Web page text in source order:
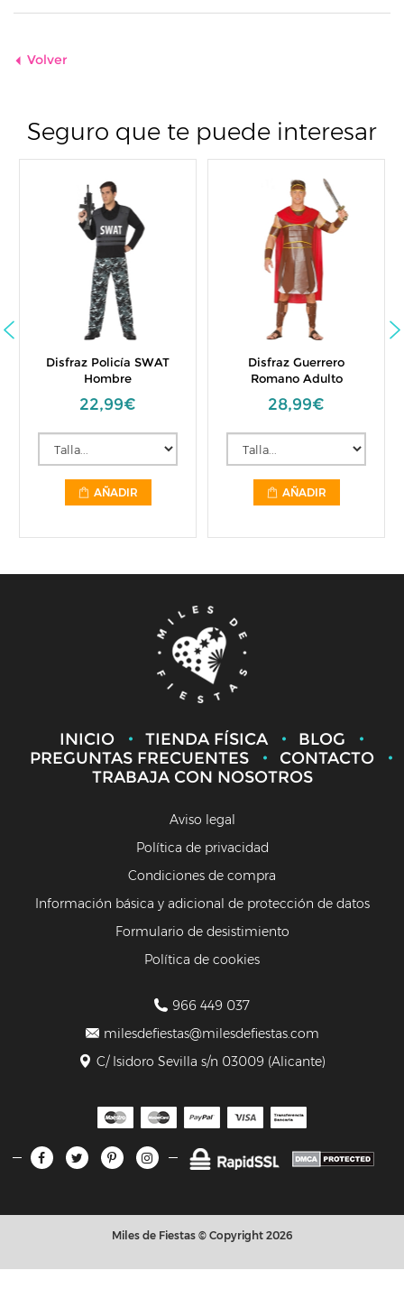
Volver
Seguro que te puede interesar
Disfraz Policía SWAT
Hombre
22,99€
AÑADIR
Disfraz Guerrero
Romano Adulto
28,99€
AÑADIR
INICIO TIENDA FÍSICA
BLOG
PREGUNTAS FRECUENTES
CONTACTO
TRABAJA CON NOSOTROS
Aviso legal
Política de privacidad
Condiciones de compra
Información básica y adicional de protección de datos
Formulario de desistimiento
Política de cookies
966 449 037
milesdefiestas@milesdefiestas.com
C/ Isidoro Sevilla s/n 03009 (Alicante)
Miles de Fiestas © Copyright 2026